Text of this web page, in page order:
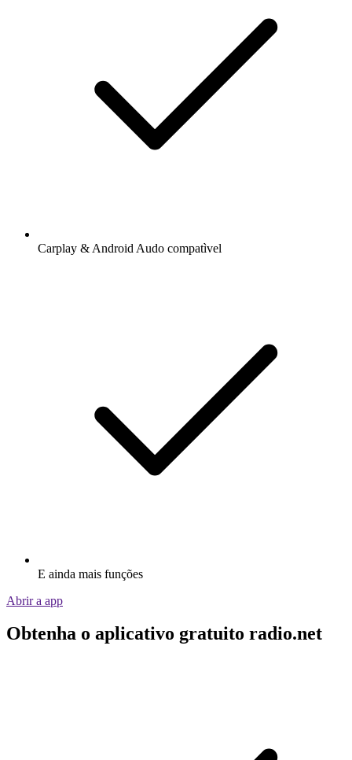
Carplay & Android Audo compatìvel
E ainda mais funções
Abrir a app
Obtenha o aplicativo gratuito radio.net